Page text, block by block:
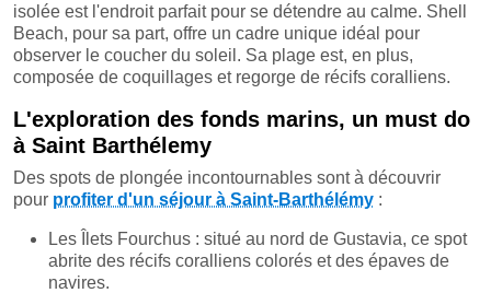
isolée est l'endroit parfait pour se détendre au calme. Shell
Beach, pour sa part, offre un cadre unique idéal pour
observer le coucher du soleil. Sa plage est, en plus,
composée de coquillages et regorge de récifs coralliens.
L'exploration des fonds marins, un must do
à Saint Barthélemy
Des spots de plongée incontournables sont à découvrir
pour profiter d'un séjour à Saint-Barthélémy :
Les Îlets Fourchus : situé au nord de Gustavia, ce spot
abrite des récifs coralliens colorés et des épaves de
navires.